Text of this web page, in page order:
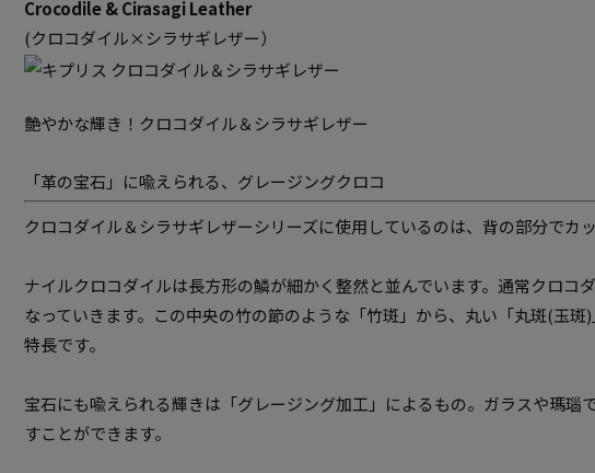
Crocodile & Cirasagi Leather
(クロコダイル×シラサギレザー）
艶やかな輝き！クロコダイル＆シラサギレザー
「革の宝石」に喩えられる、グレージングクロコ
クロコダイル＆シラサギレザーシリーズに使用しているのは、背の部分でカ
ナイルクロコダイルは長方形の鱗が細かく整然と並んでいます。通常クロ
なっていきます。この中央の竹の節のような「竹斑」から、丸い「丸斑(玉
特長です。
宝石にも喩えられる輝きは「グレージング加工」によるもの。ガラスや瑪
すことができます。